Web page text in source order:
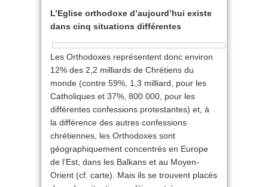
L’Eglise orthodoxe d’aujourd’hui existe
dans cinq situations différentes
Les Orthodoxes représentent donc environ
12% des 2,2 milliards de Chrétiens du
monde (contre 59%, 1,3 milliard, pour les
Catholiques et 37%, 800 000, pour les
différentes confessions protestantes) et, à
la différence des autres confessions
chrétiennes, les Orthodoxes sont
géographiquement concentrés en Europe
de l’Est, dans les Balkans et au Moyen-
Orient (cf. carte). Mais ils se trouvent placés